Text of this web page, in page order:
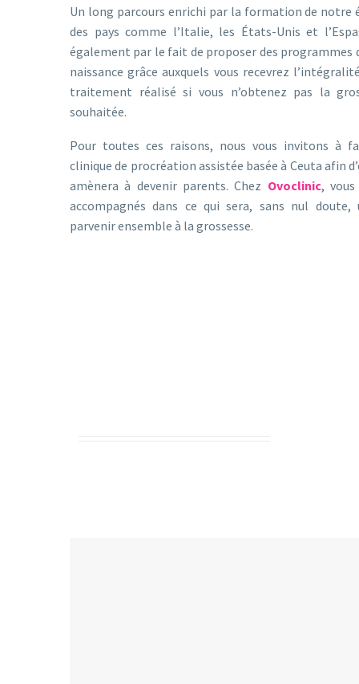
Un long parcours enrichi par la formation de notre
des pays comme l’Italie, les États-Unis et
également par le fait de proposer des programmes
naissance grâce auxquels vous recevrez
traitement réalisé si vous n’obtenez pas la
souhaitée.
Pour toutes ces raisons, nous vous invitons à
clinique de procréation assistée basée à Ceuta afin
amènera à devenir parents. Chez Ovoclinic,
accompagnés dans ce qui sera, sans nul doute,
parvenir ensemble à la grossesse.